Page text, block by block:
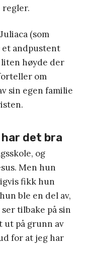
regler.
(som
et andpustent
liten høyde der
om
sin egen familie
det bra
og
Men hun
fikk hun
ble en del av,
tilbake på sin
ut på grunn av
for at jeg har